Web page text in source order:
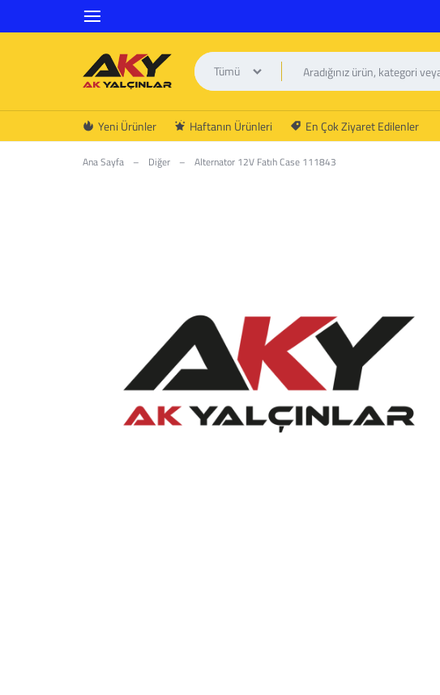
AK
YALÇINLAR
Tümü
Yeni Ürünler Haftanın Ürünleri En Çok Ziyaret Edilenler
Ana Sayfa – Diğer – Alternator 12V Fatıh Case 111843